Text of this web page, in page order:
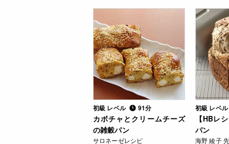
初級 レベル 91分
カボチャとクリームチーズ
の雑穀パン
サロネーゼレシピ
初級 レベ
【HBレ
パン
海野 綾子